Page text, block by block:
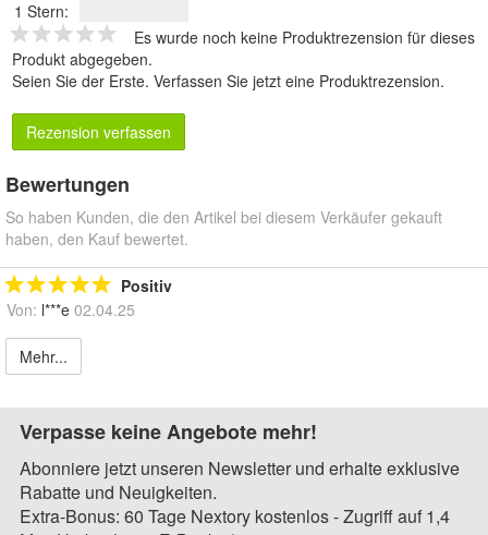
1 Stern:
Es wurde noch keine Produktrezension für dieses
Produkt abgegeben.
Seien Sie der Erste. Verfassen Sie jetzt eine Produktrezension.
Rezension verfassen
Bewertungen
So haben Kunden, die den Artikel bei diesem Verkäufer gekauft
haben, den Kauf bewertet.
Positiv
Von: l***e 02.04.25
Mehr...
Verpasse keine Angebote mehr!
Abonniere jetzt unseren Newsletter und erhalte exklusive
Rabatte und Neuigkeiten.
Extra-Bonus: 60 Tage Nextory kostenlos - Zugriff auf 1,4